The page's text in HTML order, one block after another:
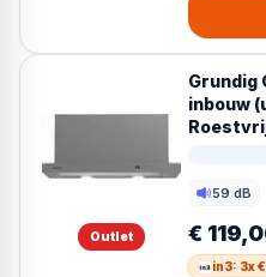
Outlet
Grundig
inbouw
59 dB
Geluid
€
in3: 3x